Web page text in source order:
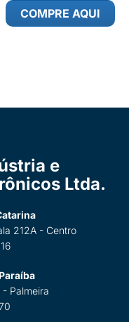
COMPRE AQUI
e
Ltda.
212A - Centro
Palmeira